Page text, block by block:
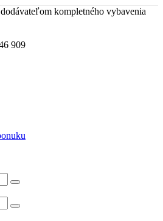
kompletného vybavenia
909